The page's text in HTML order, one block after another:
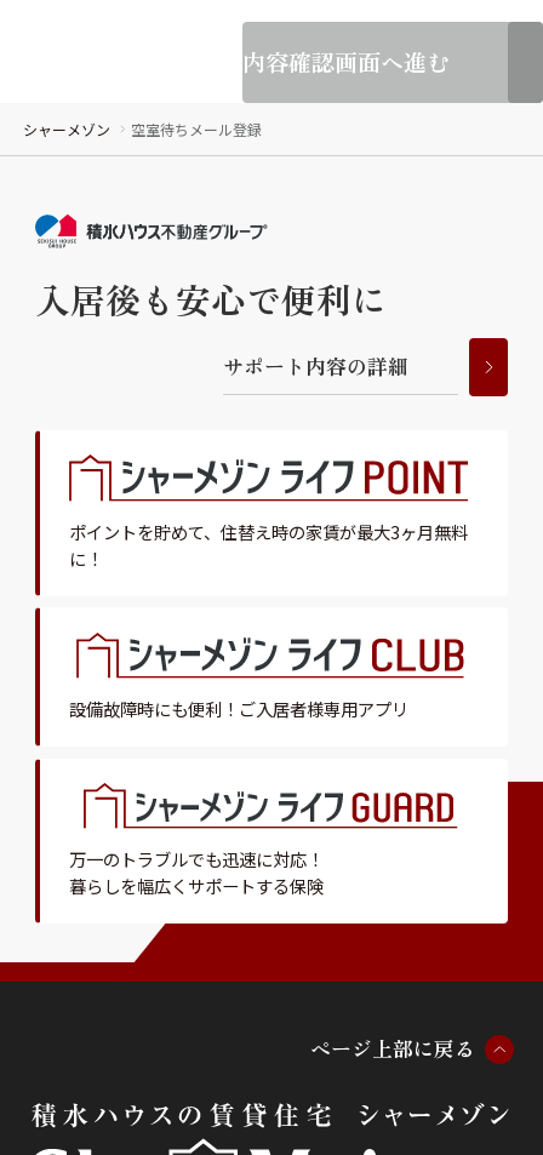
シャーメゾンライフ GUARD
らくらくプラチナ
内容確認画面へ進む
シャーメゾン 空室待ちメール登録
入居後も安心で便利に
サポー ト 内容の詳細
ポイントを貯めて、 住替え時の家賃が最大3ヶ月無料
に！
設備故障時にも便利！ ご入居者様専用アプリ
万一のトラブルでも迅速に対応！
暮らしを幅広くサポートする保険
ページ 上部に戻る